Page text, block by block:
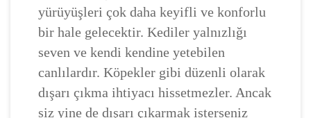
yürüyüşleri çok daha keyifli ve konforlu
bir hale gelecektir. Kediler yalnızlığı
seven ve kendi kendine yetebilen
canlılardır. Köpekler gibi düzenli olarak
dışarı çıkma ihtiyacı hissetmezler. Ancak
siz yine de dışarı çıkarmak isterseniz